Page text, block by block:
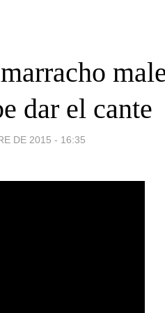
dar el cante
DE 2015 - 16:35